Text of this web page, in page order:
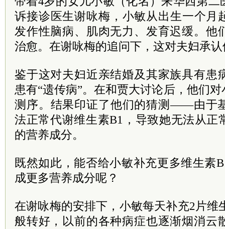
诉接诊医生谢咏梅，小敏从出生一个
发作性脑病、肌肉无力、发育迟缓。他
治愈。在谢咏梅的追问下，这对夫妇承
鉴于这对夫妇近亲结婚及其家族具有患
患有“遗传病”。在和贾大讨论后，他们
测序。结果印证了他们的猜测——由于
法正常代谢维生素B1，导致她无法从正
的营养成分。
既然如此，能否给小敏补充更多维生素
成更多营养成分呢？
在谢咏梅的安排下，小敏每天补充2片维
般转好，以前的各种病症也逐渐烟消云